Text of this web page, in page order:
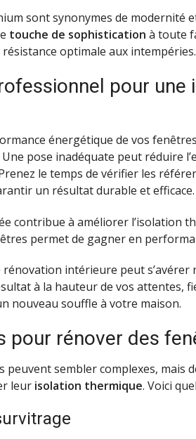
sont synonymes de modernité
touche de sophistication à toute
optimale aux intempéries.
pour une
énergétique de vos
pose inadéquate peut réduire
le temps de vérifier les
un résultat durable et efficace.
contribue à améliorer l’isolation
permet de gagner en
rénovation intérieure peut
à la hauteur de vos attentes,
nouveau souffle à votre maison.
pour rénover des
peuvent sembler complexes, mais
leur isolation thermique. Voici